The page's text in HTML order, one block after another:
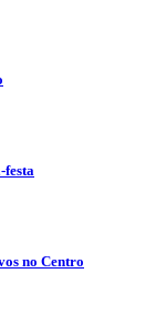
festa
no Centro